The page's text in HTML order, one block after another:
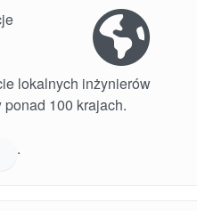
lokalnych inżynierów
100 krajach.
.